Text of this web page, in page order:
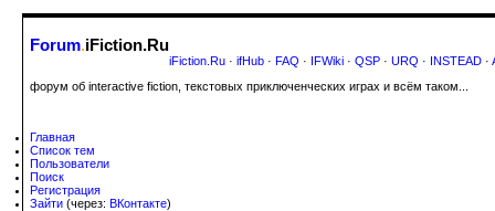
Forum.iFiction.Ru
iFiction.Ru · ifHub · FAQ · IFWiki · QSP · URQ · INSTEAD ·
форум об interactive fiction, текстовых приключенческих играх и всём таком...
Главная
Список тем
Пользователи
Поиск
Регистрация
Зайти (через: ВКонтакте)